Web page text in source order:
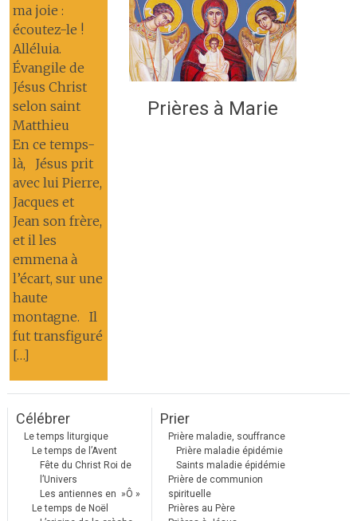
ma joie :
écoutez-le !
Alléluia.
Évangile de
Jésus Christ
selon saint
Matthieu
En ce temps-
là, Jésus prit
avec lui Pierre,
Jacques et
Jean son frère,
et il les
emmena à
l’écart, sur une
haute
montagne. Il
fut transfiguré
[…]
Prières à Marie
Célébrer
Le temps liturgique
Le temps de l’Avent
Fête du Christ Roi de
l’Univers
Les antiennes en »Ô »
Le temps de Noël
Prier
Prière maladie, souffrance
Prière maladie épidémie
Saints maladie épidémie
Prière de communion
spirituelle
Prières au Père